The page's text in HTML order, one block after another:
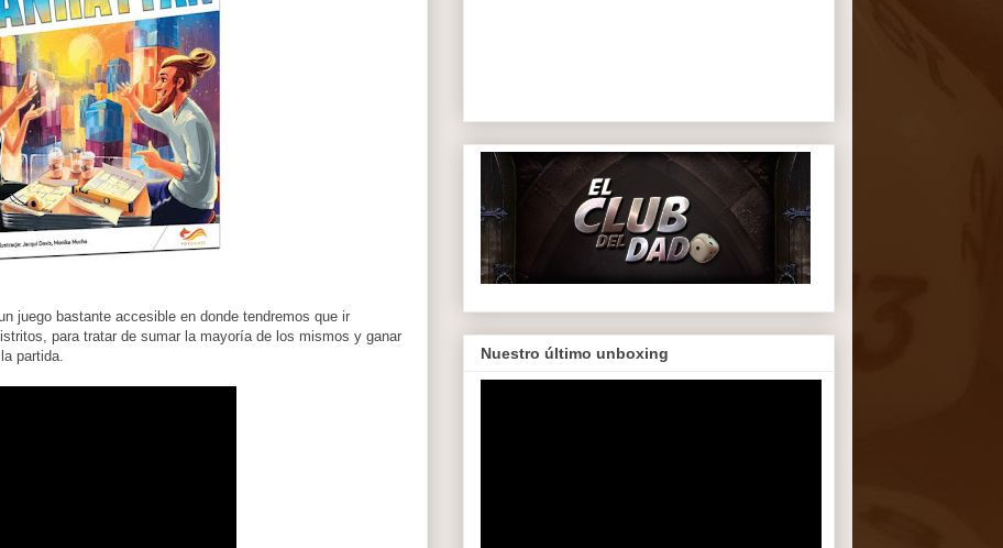
juego bastante accesible en donde tendremos que ir
para tratar de sumar la mayoría de los mismos y ganar
partida.
Nuestro último unboxing